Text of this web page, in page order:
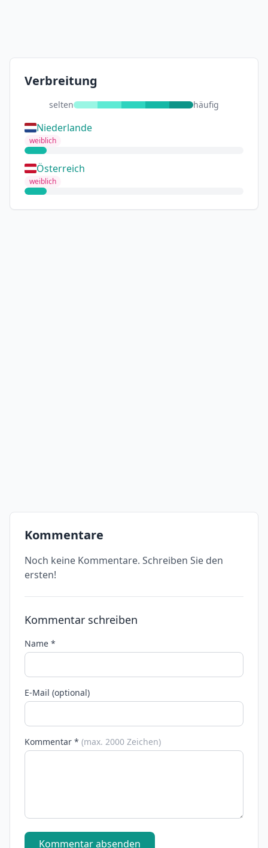
Verbreitung
selten häufig
Niederlande
weiblich
Österreich
weiblich
Kommentare
Noch keine Kommentare. Schreiben Sie den
ersten!
Kommentar schreiben
Name *
E-Mail (optional)
Kommentar * (max. 2000 Zeichen)
Kommentar absenden